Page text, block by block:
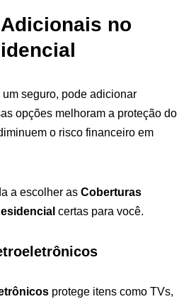
no
seguro, pode adicionar
opções melhoram a proteção do
o risco financeiro em
a escolher as Coberturas
certas para você.
protege itens como TVs,